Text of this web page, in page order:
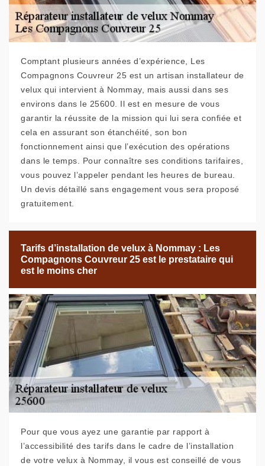
Comptant plusieurs années d’expérience, Les
Compagnons Couvreur 25 est un artisan installateur de
velux qui intervient à Nommay, mais aussi dans ses
environs dans le 25600. Il est en mesure de vous
garantir la réussite de la mission qui lui sera confiée et
cela en assurant son étanchéité, son bon
fonctionnement ainsi que l’exécution des opérations
dans le temps. Pour connaître ses conditions tarifaires,
vous pouvez l’appeler pendant les heures de bureau.
Un devis détaillé sans engagement vous sera proposé
gratuitement.
Tarifs d’installation de velux à Nommay : Les
Compagnons Couvreur 25 est le prestataire qui
est le moins cher
Pour que vous ayez une garantie par rapport à
l’accessibilité des tarifs dans le cadre de l’installation
de votre velux à Nommay, il vous est conseillé de vous